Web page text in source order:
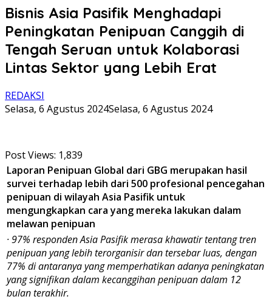
Bisnis Asia Pasifik Menghadapi
Peningkatan Penipuan Canggih di
Tengah Seruan untuk Kolaborasi
Lintas Sektor yang Lebih Erat
REDAKSI
Selasa, 6 Agustus 2024Selasa, 6 Agustus 2024
Post Views: 1,839
Laporan Penipuan Global dari GBG merupakan hasil
survei terhadap lebih dari 500 profesional pencegahan
penipuan di wilayah Asia Pasifik untuk
mengungkapkan cara yang mereka lakukan dalam
melawan penipuan
·97% responden Asia Pasifik merasa khawatir tentang tren
penipuan yang lebih terorganisir dan tersebar luas, dengan
77% di antaranya yang memperhatikan adanya peningkatan
yang signifikan dalam kecanggihan penipuan dalam 12
bulan terakhir.